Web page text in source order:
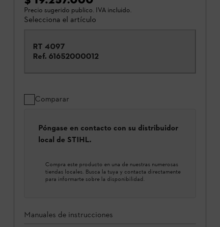
Precio sugerido publico. IVA incluido.
Selecciona el artículo
RT 4097
Ref. 61652000012
Comparar
Póngase en contacto con su distribuidor
local de STIHL.
Compra este producto en una de nuestras numerosas
tiendas locales. Busca la tuya y contacta directamente
para informarte sobre la disponibilidad.
Manuales de instrucciones